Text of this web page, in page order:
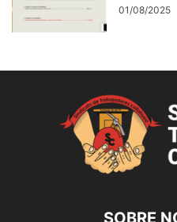
01/08/2025
SOBRE